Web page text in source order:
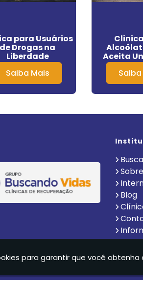
para Usuários
de Drogas na
Liberdade
Saiba Mais
Aceita
Grande
Blog
Recuperação Vida Nova Suzano Ltda -
para garantir que você obtenha